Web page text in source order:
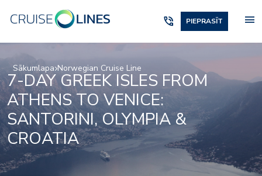
phone_in_talk PIEPRASĪT menu
Sākumlapa Norwegian Cruise Line
7-DAY GREEK ISLES FROM
ATHENS TO VENICE:
SANTORINI, OLYMPIA &
CROATIA